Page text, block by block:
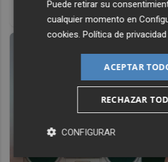
Puede retirar su
cualquier momento en
cookies .Política de privacidad
ACEPTAR
RECHAZAR
CONFIGURAR